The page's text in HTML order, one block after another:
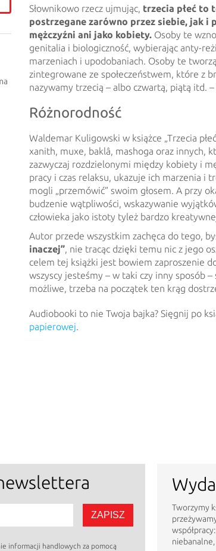
Słownikowo rzecz ujmując, trzecia płeć to
postrzegane zarówno przez siebie, jak i
mężczyźni ani jako kobiety.Osoby te
genitalia i biologiczność, wybierając anty-
marzeniach i upodobaniach. Osoby te
zintegrowane ze społeczeństwem, które z
nazywamy trzecią – albo czwartą, piątą itd. –
Różnorodność
Waldemar Kuligowski w książce „Trzecia
xanith, muxe, baklâ, mashoga oraz innych,
zazwyczaj rozdzielonymi między kobiety i
pracy i czas relaksu, ukazuje ich marzenia i
mogli „przemówić” swoim głosem. A przy
budzenie wątpliwości, wskazywanie
człowieka jako istoty tyleż bardzo
Autor przede wszystkim zachęca do tego,
inaczej”, nie tracąc dzięki temu nic z jego
celem tej książki jest bowiem zaproszenie
wszyscy jesteśmy – w taki czy inny sposób
możliwe, trzeba na początek ten krąg
Audiobooki to nie Twoja bajka? Sięgnij po
papierowej.
informacji handlowych za pomocą
Tworzymy